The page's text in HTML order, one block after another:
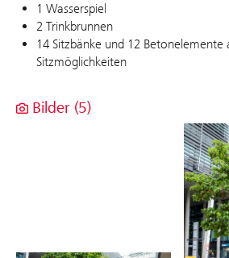
1 Wasserspiel
2 Trinkbrunnen
14 Sitzbänke und 12 Betonelemente
Sitzmöglichkeiten
Bilder (5)